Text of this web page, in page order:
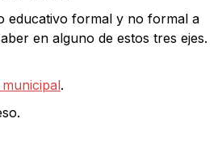
educativo formal y no formal a
en alguno de estos tres ejes.
.